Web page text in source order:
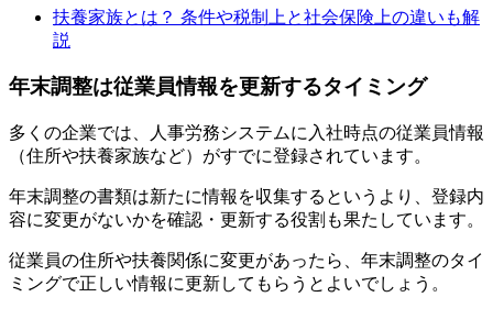
扶養家族とは？ 条件や税制上と社会保険上の違いも解
説
年末調整は従業員情報を更新するタイミング
多くの企業では、人事労務システムに入社時点の従業員情報
（住所や扶養家族など）がすでに登録されています。
年末調整の書類は新たに情報を収集するというより、登録内
容に変更がないかを確認・更新する役割も果たしています。
従業員の住所や扶養関係に変更があったら、年末調整のタイ
ミングで正しい情報に更新してもらうとよいでしょう。